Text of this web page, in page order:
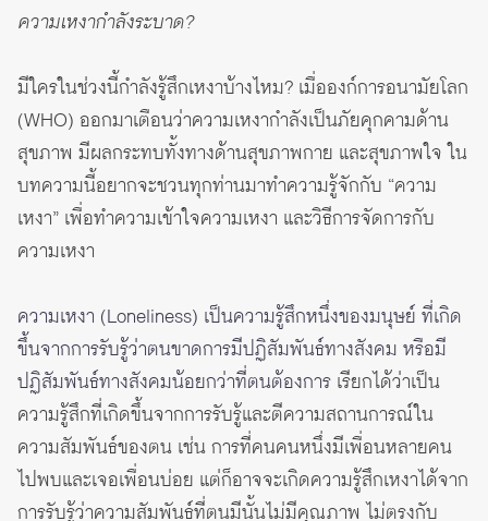
ความเหงากำลังระบาด?
มีใครในช่วงนี้กำลังรู้สึกเหงาบ้างไหม? เมื่อองก์การอนามัยโลก
(WHO) ออกมาเตือนว่าความเหงากำลังเป็นภัยคุกคามด้าน
สุขภาพ มีผลกระทบทั้งทางด้านสุขภาพกาย และสุขภาพใจ ใน
บทความนี้อยากจะชวนทุกท่านมาทำความรู้จักกับ “ความ
เหงา” เพื่อทำความเข้าใจความเหงา และวิธีการจัดการกับ
ความเหงา
ความเหงา (Loneliness) เป็นความรู้สึกหนึ่งของมนุษย์ ที่เกิด
ขึ้นจากการรับรู้ว่าตนขาดการมีปฏิสัมพันธ์ทางสังคม หรือมี
ปฏิสัมพันธ์ทางสังคมน้อยกว่าที่ตนต้องการ เรียกได้ว่าเป็น
ความรู้สึกที่เกิดขึ้นจากการรับรู้และตีความสถานการณ์ใน
ความสัมพันธ์ของตน เช่น การที่คนคนหนึ่งมีเพื่อนหลายคน
ไปพบและเจอเพื่อนบ่อย แต่ก็อาจจะเกิดความรู้สึกเหงาได้จาก
การรับรู้ว่าความสัมพันธ์ที่ตนมีนั้นไม่มีคุณภาพ ไม่ตรงกับ